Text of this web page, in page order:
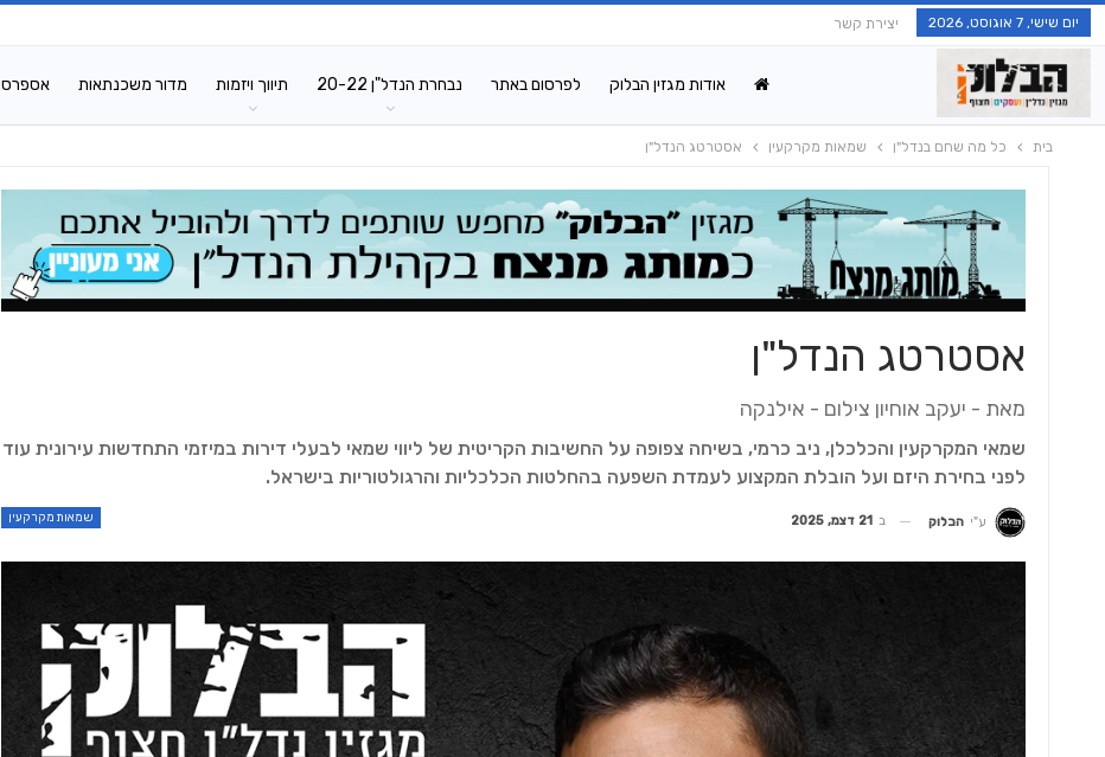
יום שישי, 7 אוגוסט, 2026 יצירת קשר
אודות מגזין הבלוק לפרסום באתר נבחרת הנדל"ן 20-22 תיווך ויזמות מדור משכנתאות
בית כל מה שחם בנדל"ן שמאות מקרקעין אסטרטג הנדל"ן
אסטרטג הנדל"ן
מאת - יעקב אוחיון צילום - אילנקה
שמאי המקרקעין והכלכלן, ניב כרמי, בשיחה צפופה על החשיבות הקריטית של ליווי שמאי לבעלי דירות במיזמי התחדשות עירונית עוד
לפני בחירת היזם ועל הובלת המקצוע לעמדת השפעה בהחלטות הכלכליות והרגולטוריות בישראל.
שמאות מקרקעין ע"י הבלוק ב 21 דצמ, 2025